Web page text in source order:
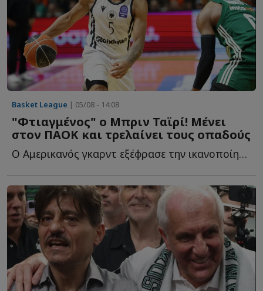
Basket League | 05/08 - 14:08
"Φτιαγμένος" ο Μπριν Ταϊρί! Μένει
στον ΠΑΟΚ και τρελαίνει τους οπαδούς
Ο Αμερικανός γκαρντ εξέφρασε την ικανοποίησή του για τ...